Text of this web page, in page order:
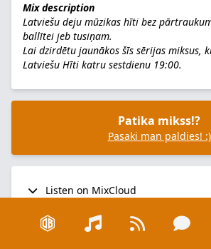
Mix description
Latviešu deju mūzikas hīti bez
ballītei jeb tusiņam.
Lai dzirdētu jaunākos šīs sērijas miksus,
Latviešu Hīti katru sestdienu 19:00.
Patika mikss!?
Pasaki man paldies! :)
Listen on MixCloud